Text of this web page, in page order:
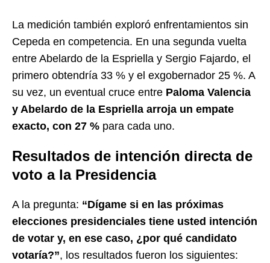
La medición también exploró enfrentamientos sin
Cepeda en competencia. En una segunda vuelta
entre Abelardo de la Espriella y Sergio Fajardo, el
primero obtendría 33 % y el exgobernador 25 %. A
su vez, un eventual cruce entre Paloma Valencia
y Abelardo de la Espriella arroja un empate
exacto, con 27 % para cada uno.
Resultados de intención directa de
voto a la Presidencia
A la pregunta: “Dígame si en las próximas
elecciones presidenciales tiene usted intención
de votar y, en ese caso, ¿por qué candidato
votaría?”, los resultados fueron los siguientes: